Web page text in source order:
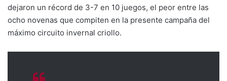
dejaron un récord de 3-7 en 10 juegos, el peor entre las
ocho novenas que compiten en la presente campaña del
máximo circuito invernal criollo.